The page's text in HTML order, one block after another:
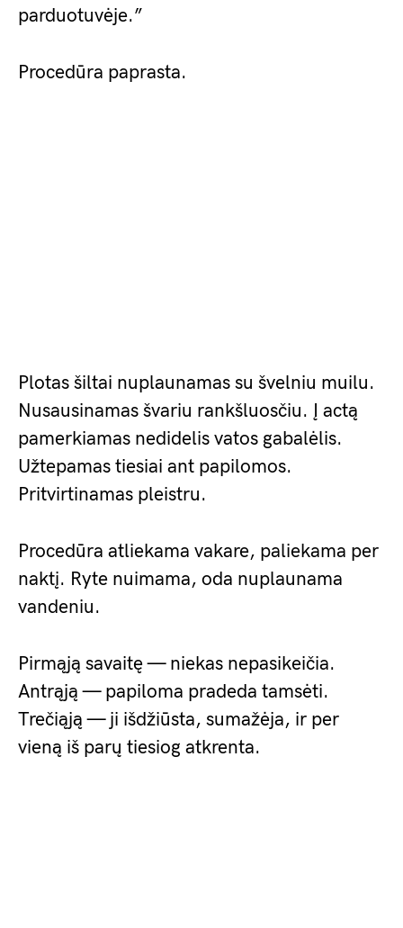
parduotuvėje.”
Procedūra paprasta.
Plotas šiltai nuplaunamas su švelniu muilu.
Nusausinamas švariu rankšluosčiu. Į actą
pamerkiamas nedidelis vatos gabalėlis.
Užtepamas tiesiai ant papilomos.
Pritvirtinamas pleistru.
Procedūra atliekama vakare, paliekama per
naktį. Ryte nuimama, oda nuplaunama
vandeniu.
Pirmąją savaitę — niekas nepasikeičia.
Antrąją — papiloma pradeda tamsėti.
Trečiąją — ji išdžiūsta, sumažėja, ir per
vieną iš parų tiesiog atkrenta.